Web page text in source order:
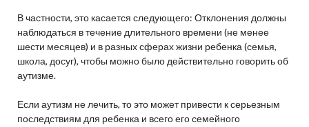
В частности, это касается следующего: Отклонения должны
наблюдаться в течение длительного времени (не менее
шести месяцев) и в разных сферах жизни ребенка (семья,
школа, досуг), чтобы можно было действительно говорить об
аутизме.
Если аутизм не лечить, то это может привести к серьезным
последствиям для ребенка и всего его семейного